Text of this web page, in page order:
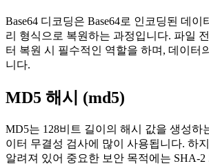
Base64 디코딩은 Base64로 인코딩된 데이
리 형식으로 복원하는 과정입니다. 파일
터 복원 시 필수적인 역할을 하며, 데이터
니다.
MD5 해시 (md5)
MD5는 128비트 길이의 해시 값을 생성하
이터 무결성 검사에 많이 사용됩니다. 하
알려져 있어 중요한 보안 목적에는 SHA-